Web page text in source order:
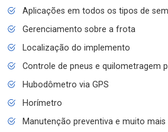
Aplicações em todos os tipos de
Gerenciamento sobre a frota
Localização do implemento
Controle de pneus e quilometragem
Hubodômetro via GPS
Horímetro
Manutenção preventiva e muito mais